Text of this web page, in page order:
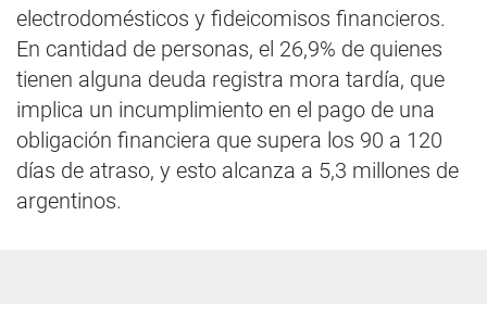
electrodomésticos y fideicomisos financieros.
En cantidad de personas, el 26,9% de quienes
tienen alguna deuda registra mora tardía, que
implica un incumplimiento en el pago de una
obligación financiera que supera los 90 a 120
días de atraso, y esto alcanza a 5,3 millones de
argentinos.